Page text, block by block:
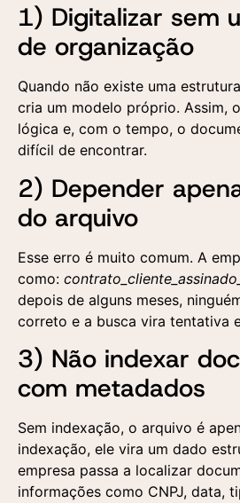
1) Digitalizar sem
de organização
Quando não existe uma
cria um modelo próprio. Assim,
lógica e, com o tempo, o
difícil de encontrar.
2) Depender
do arquivo
Esse erro é muito comum. A
como:
depois de alguns meses,
correto e a busca vira tentativa
3) Não indexar
com metadados
Sem indexação, o arquivo é
indexação, ele vira um dado
empresa passa a localizar
informações como CNPJ, data,